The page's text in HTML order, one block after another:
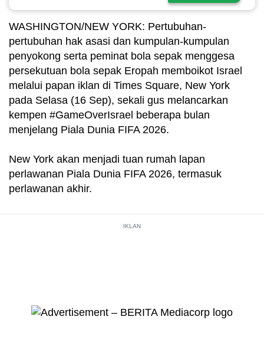
WASHINGTON/NEW YORK: Pertubuhan-
pertubuhan hak asasi dan kumpulan-kumpulan
penyokong serta peminat bola sepak menggesa
persekutuan bola sepak Eropah memboikot Israel
melalui papan iklan di Times Square, New York
pada Selasa (16 Sep), sekali gus melancarkan
kempen #GameOverIsrael beberapa bulan
menjelang Piala Dunia FIFA 2026.
New York akan menjadi tuan rumah lapan
perlawanan Piala Dunia FIFA 2026, termasuk
perlawanan akhir.
IKLAN
a
supported
browser
or,
for
the
finest
experience,
download
mobile
app.